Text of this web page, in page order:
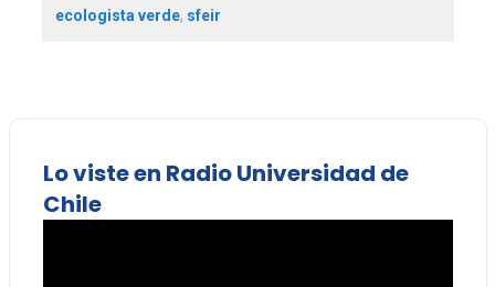
ecologista verde, sfeir
Lo viste en Radio Universidad de
Chile